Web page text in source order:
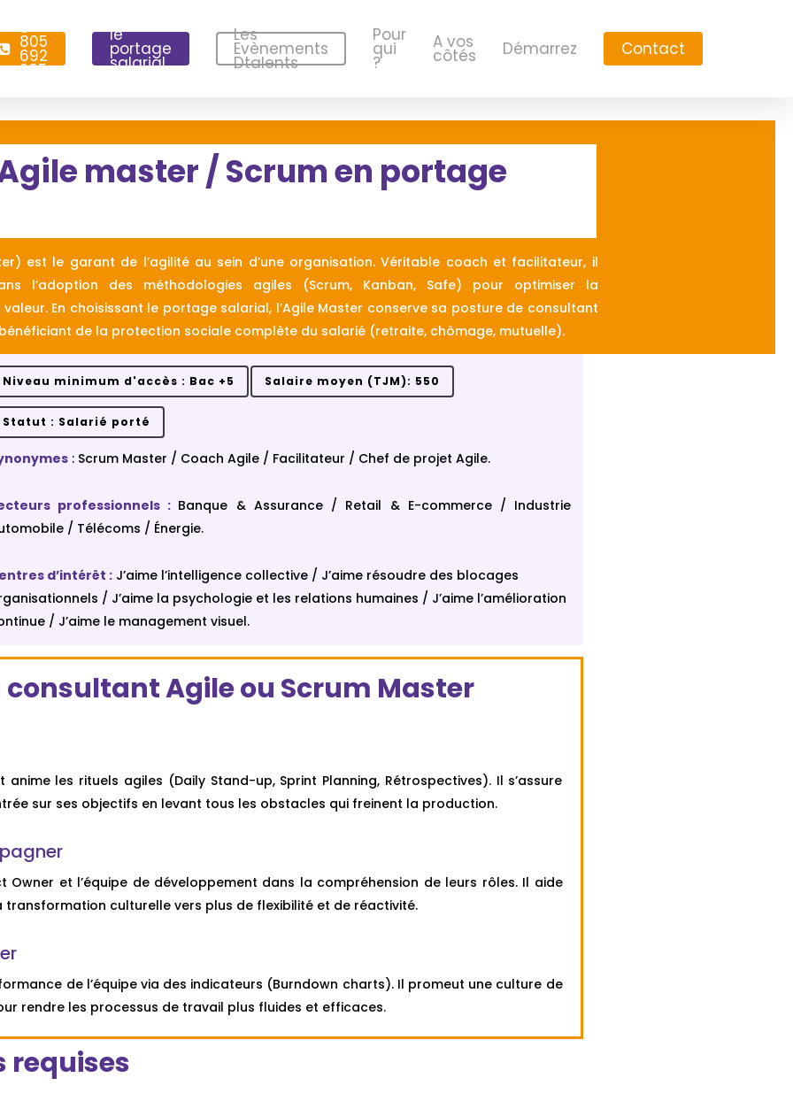
0
805
692
285
le
portage
salarial
Les
Evènements
Dtalents
Pour
qui
?
A vos
côtés Démarrez Contact
master / Scrum en portage
est le garant de l’agilité au sein d’une organisation. Véritable coach et facilitateur, il
l’adoption des méthodologies agiles (Scrum, Kanban, Safe) pour optimiser la
En choisissant le portage salarial, l’Agile Master conserve sa posture de consultant
de la protection sociale complète du salarié (retraite, chômage, mutuelle).
Niveau minimum d'accès : Bac +5 Salaire moyen (TJM): 550
Statut : Salarié porté
: Scrum Master / Coach Agile / Facilitateur / Chef de projet Agile.
professionnels: Banque & Assurance / Retail & E-commerce / Industrie
/ Télécoms / Énergie.
d’intérêt :J’aime l’intelligence collective / J’aime résoudre des blocages
/ J’aime la psychologie et les relations humaines / J’aime l’amélioration
/ J’aime le management visuel.
consultant Agile ou Scrum Master
anime les rituels agiles (Daily Stand-up, Sprint Planning, Rétrospectives). Il s’assure
sur ses objectifs en levant tous les obstacles qui freinent la production.
Owner et l’équipe de développement dans la compréhension de leurs rôles. Il aide
transformation culturelle vers plus de flexibilité et de réactivité.
de l’équipe via des indicateurs (Burndown charts). Il promeut une culture de
rendre les processus de travail plus fluides et efficaces.
requises